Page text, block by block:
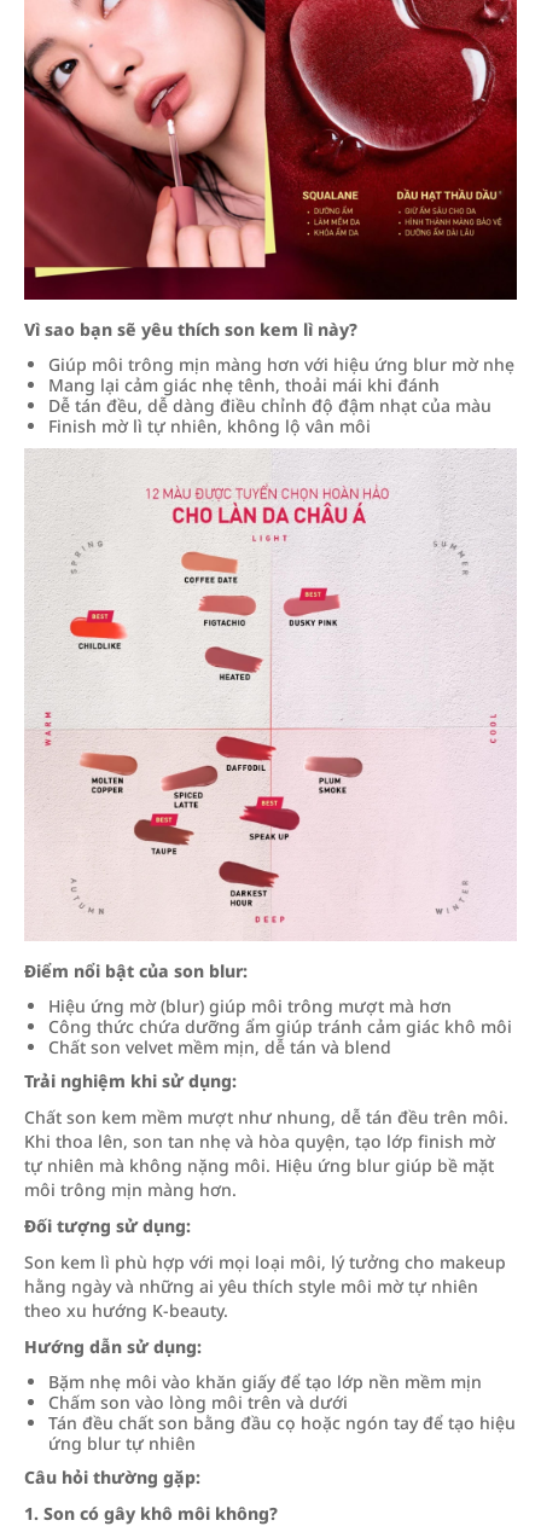
Vì sao bạn sẽ yêu thích son kem lì này?
Giúp môi trông mịn màng hơn với hiệu ứng blur mờ nhẹ
Mang lại cảm giác nhẹ tênh, thoải mái khi đánh
Dễ tán đều, dễ dàng điều chỉnh độ đậm nhạt của màu
Finish mờ lì tự nhiên, không lộ vân môi
Điểm nổi bật của son blur:
Hiệu ứng mờ (blur) giúp môi trông mượt mà hơn
Công thức chứa dưỡng ẩm giúp tránh cảm giác khô môi
Chất son velvet mềm mịn, dễ tán và blend
Trải nghiệm khi sử dụng:
Chất son kem mềm mượt như nhung, dễ tán đều trên môi.
Khi thoa lên, son tan nhẹ và hòa quyện, tạo lớp finish mờ
tự nhiên mà không nặng môi. Hiệu ứng blur giúp bề mặt
môi trông mịn màng hơn.
Đối tượng sử dụng:
Son kem lì phù hợp với mọi loại môi, lý tưởng cho makeup
hằng ngày và những ai yêu thích style môi mờ tự nhiên
theo xu hướng K-beauty.
Hướng dẫn sử dụng:
Bặm nhẹ môi vào khăn giấy để tạo lớp nền mềm mịn
Chấm son vào lòng môi trên và dưới
Tán đều chất son bằng đầu cọ hoặc ngón tay để tạo hiệu
ứng blur tự nhiên
Câu hỏi thường gặp:
1. Son có gây khô môi không?